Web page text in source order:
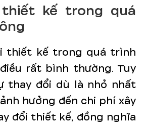
kế trong quá
thiết kế trong quá trình
rất bình thường. Tuy
thay đổi dù là nhỏ nhất
hưởng đến chi phí xây
đổi thiết kế, đồng nghĩa